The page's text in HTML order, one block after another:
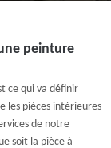
peinture
ce qui va définir
les pièces intérieures
de notre
soit la pièce à